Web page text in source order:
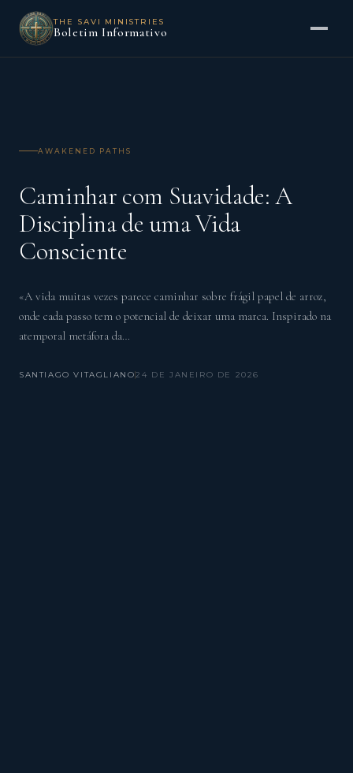
THE SAVI MINISTRIES
Boletim Informativo
AWAKENED PATHS
Caminhar com Suavidade: A
Disciplina de uma Vida
Consciente
«A vida muitas vezes parece caminhar sobre frágil papel de arroz,
onde cada passo tem o potencial de deixar uma marca. Inspirado na
atemporal metáfora da…
SANTIAGO VITAGLIANO24 DE JANEIRO DE 2026